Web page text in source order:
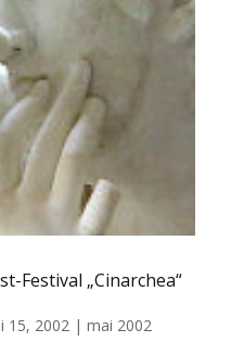
Festival „Cinarchea“
15, 2002 | mai 2002